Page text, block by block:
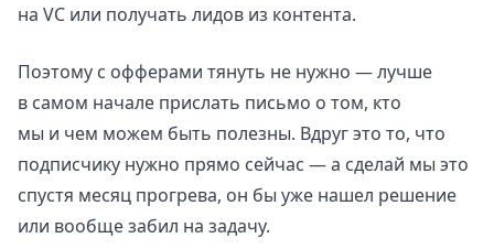
на VC или получать лидов из контента.
Поэтому с офферами тянуть не нужно — лучше
в самом начале прислать письмо о том, кто
мы и чем можем быть полезны. Вдруг это то, что
подписчику нужно прямо сейчас — а сделай мы это
спустя месяц прогрева, он бы уже нашел решение
или вообще забил на задачу.